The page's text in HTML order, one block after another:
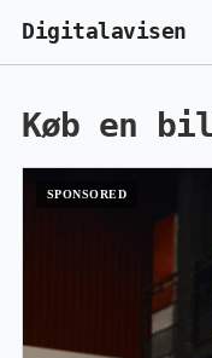
Digitalavisen
Køb en